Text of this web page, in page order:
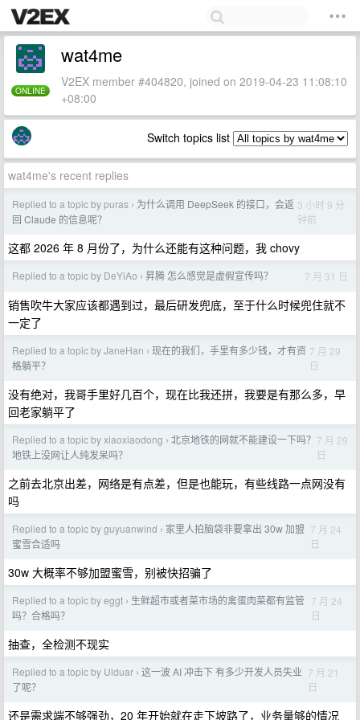
ONLINE
wat4me
V2EX member #404820, joined on 2019-04-23 11:08:10
+08:00
Switch topics list
wat4me's recent replies
Replied to a topic by puras › 为什么调用 DeepSeek 的接口，会返
回 Claude 的信息呢？
3 小时 9 分
钟前
这都 2026 年 8 月份了，为什么还能有这种问题，我 chovy
Replied to a topic by DeYiAo › 昇腾 怎么感觉是虚假宣传吗？ 7 月 31 日
销售吹牛大家应该都遇到过，最后研发兜底，至于什么时候兜住就不
一定了
Replied to a topic by JaneHan › 现在的我们，手里有多少钱，才有资
格躺平？
7 月 29
日
没有绝对，我哥手里好几百个，现在比我还拼，我要是有那么多，早
回老家躺平了
Replied to a topic by xiaoxiaodong › 北京地铁的网就不能建设一下吗？
地铁上没网让人纯发呆吗？
7 月 29
日
之前去北京出差，网络是有点差，但是也能玩，有些线路一点网没有
吗
Replied to a topic by guyuanwind › 家里人拍脑袋非要拿出 30w 加盟
蜜雪合适吗
7 月 24
日
30w 大概率不够加盟蜜雪，别被快招骗了
Replied to a topic by eggt › 生鲜超市或者菜市场的禽蛋肉菜都有监管
吗？合格吗？
7 月 24
日
抽查，全检测不现实
Replied to a topic by Ulduar › 这一波 AI 冲击下 有多少开发人员失业
了呢？
7 月 21
日
还是需求端不够强劲，20 年开始就在走下坡路了，业务量够的情况